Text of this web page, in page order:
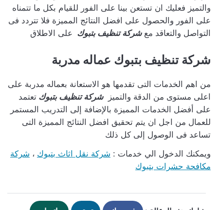
والتميز فعليك ان تستعن بينا على الفور للقيام بكل ما تتمناه
على الفور والحصول على افضل النتائج المميزة فلا تتردد فى
التواصل والتعاقد معشركة تنظيف بتبوك على الاطلاق
شركة تنظيف بتبوك عماله مدربة
من اهم الخدمات التى تقدمها هو الاستعانة بعماله مدربة على
اعلى مستوى من الدقة والتميزشركة تنظيف بتبوك تعتمد
على أفضل الخدمات المميزة بالإضافة إلى التدريب المستمر
للعمال من اجل ان يتم تحقيق افضل النتائج المميزة التى
تساعد فى الوصول إلى كل ذلك
ويمكنك الدخول الي خدمات : شركة نقل اثاث بتبوك ، شركة
مكافحة حشرات بتبوك